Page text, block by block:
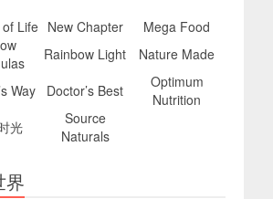
Life New Chapter
Mega Food
Rainbow Light
Nature Made
Way
Doctor’s Best
Optimum
Nutrition
光
Source
Naturals
界